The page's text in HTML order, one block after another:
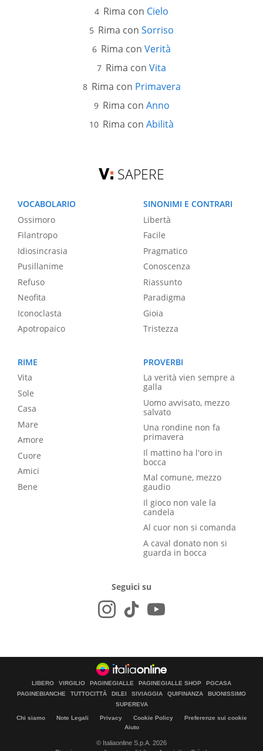
Rima con Cielo
Rima con Sorriso
Rima con Verità
Rima con Vita
Rima con Primavera
Rima con Anno
Rima con Abilità
SAPERE
VOCABOLARIO
Ossimoro
Filantropo
Idiosincrasia
Pusillanime
Refuso
Neofita
Iconoclasta
Apotropaico
SINONIMI E CONTRARI
Libertà
Facile
Pragmatico
Conoscenza
Riassunto
Paradigma
Gioia
Tristezza
RIME
Vita
Sole
Casa
Mare
Amore
Cuore
Amici
Bene
PROVERBI
La verità vien sempre a
galla
Uomo avvisato, mezzo
salvato
Una rondine non fa
primavera
Il mattino ha l'oro in
bocca
Mal comune, mezzo
gaudio
Il gioco non vale la
candela
Al cuor non si comanda
A caval donato non si
guarda in bocca
Seguici su
LIBERO VIRGILIO PAGINEGIALLE PAGINEGIALLE SHOP
PGCASA
PAGINEBIANCHE
TUTTOCITTÀ DILEI SIVIAGGIA QUIFINANZA
BUONISSIMO
SUPEREVA
Chi siamo Note Legali Privacy Cookie Policy
Preferenze sui cookie
Aiuto
© Italiaonline S.p.A. 2026